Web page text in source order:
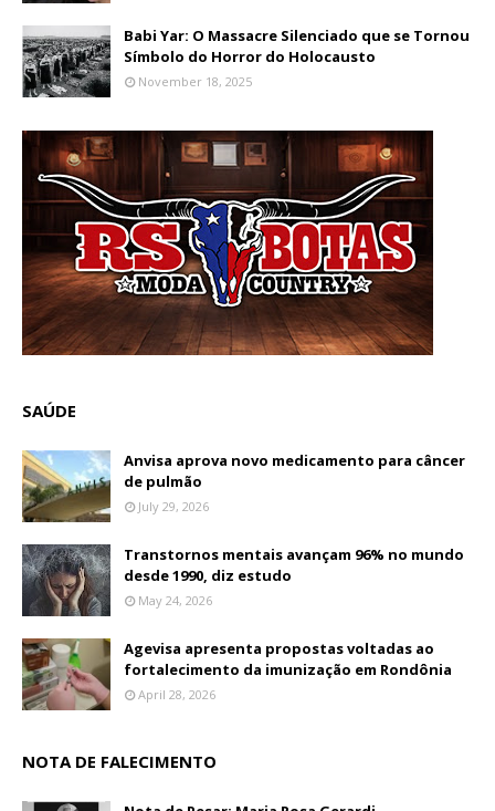
Babi Yar: O Massacre Silenciado que se Tornou
Símbolo do Horror do Holocausto
November 18, 2025
SAÚDE
Anvisa aprova novo medicamento para câncer
de pulmão
July 29, 2026
Transtornos mentais avançam 96% no mundo
desde 1990, diz estudo
May 24, 2026
Agevisa apresenta propostas voltadas ao
fortalecimento da imunização em Rondônia
April 28, 2026
NOTA DE FALECIMENTO